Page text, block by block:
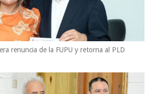
renuncia de la FUPU y retorna al PLD